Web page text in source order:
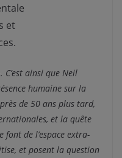
et
ainsi que Neil
humaine sur la
de 50 ans plus tard,
et la quête
font de l’espace extra-
et posent la question